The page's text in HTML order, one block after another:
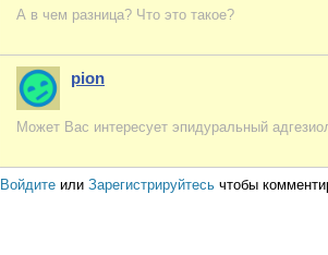
А в чем разница? Что это такое?
pion
Может Вас интересует эпидуральный
Войдите или Зарегистрируйтесь чтобы